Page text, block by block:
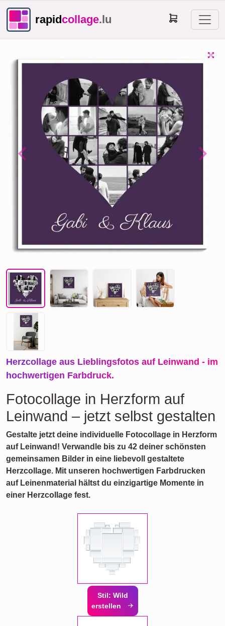
rapidcollage.lu
Previous Next
Herzcollage aus Lieblingsfotos auf Leinwand - im
hochwertigen Farbdruck.
Fotocollage in Herzform auf
Leinwand – jetzt selbst gestalten
Gestalte jetzt deine individuelle Fotocollage in Herzform
auf Leinwand! Verwandle bis zu 42 deiner schönsten
gemeinsamen Bilder in eine liebevoll gestaltete
Herzcollage. Mit unseren hochwertigen Farbdrucken
auf Leinenmaterial hältst du einzigartige Momente in
einer Herzcollage fest.
Stil: Wild
erstellen